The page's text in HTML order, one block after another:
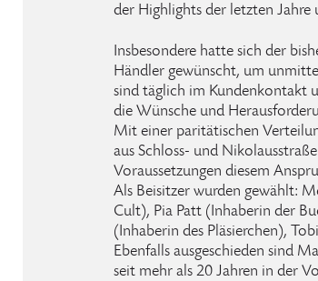
der Highlights der letzten Jahre
Insbesondere hatte sich der
Händler gewünscht, um
sind täglich im Kundenkontakt
die Wünsche und
Mit einer paritätischen
aus Schloss- und
Voraussetzungen diesem
Als Beisitzer wurden gewählt:
Cult), Pia Patt (Inhaberin der
(Inhaberin des Pläsierchen),
Ebenfalls ausgeschieden sind
seit mehr als 20 Jahren in der